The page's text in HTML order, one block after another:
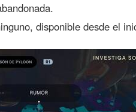
disponible desde el